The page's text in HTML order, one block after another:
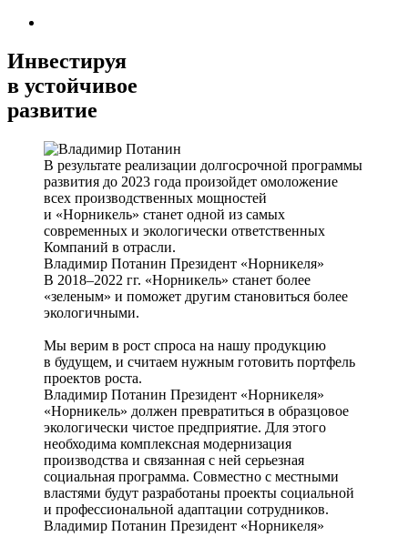
Инвестируя
в устойчивое
развитие
В результате реализации долгосрочной программы
развития до 2023 года произойдет омоложение
всех производственных мощностей
и «Норникель» станет одной из самых
современных и экологически ответственных
Компаний в отрасли.
Владимир Потанин Президент «Норникеля»
В 2018–2022 гг. «Норникель» станет более
«зеленым» и поможет другим становиться более
экологичными.
Мы верим в рост спроса на нашу продукцию
в будущем, и считаем нужным готовить портфель
проектов роста.
Владимир Потанин Президент «Норникеля»
«Норникель» должен превратиться в образцовое
экологически чистое предприятие. Для этого
необходима комплексная модернизация
производства и связанная с ней серьезная
социальная программа. Совместно с местными
властями будут разработаны проекты социальной
и профессиональной адаптации сотрудников.
Владимир Потанин Президент «Норникеля»